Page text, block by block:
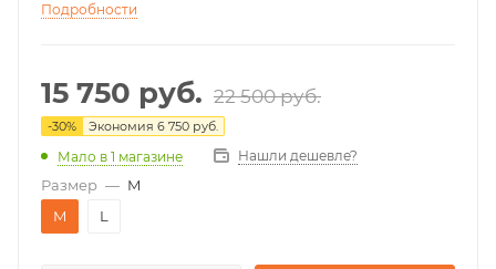
Подробности
15 750 руб. 22 500руб.
-30% Экономия 6 750 руб.
Мало в 1 магазине Нашли дешевле?
Размер — M
M
L